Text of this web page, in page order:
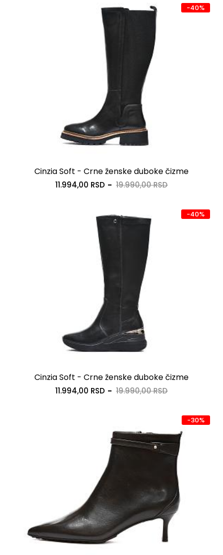
-40%
Cinzia Soft - Crne ženske duboke čizme
11.994,00 RSD 19.990,00 RSD
-40%
Cinzia Soft - Crne ženske duboke čizme
11.994,00 RSD 19.990,00 RSD
-30%